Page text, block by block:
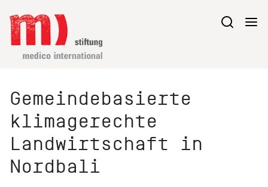
Gemeindebasierte
klimagerechte
Landwirtschaft in
Nordbali